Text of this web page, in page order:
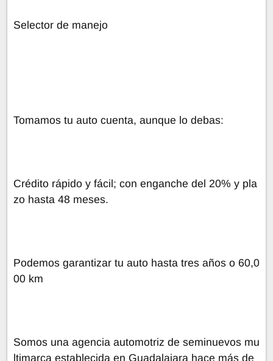
Selector de manejo
Tomamos tu auto cuenta, aunque lo debas:
Crédito rápido y fácil; con enganche del 20% y pla
zo hasta 48 meses.
Podemos garantizar tu auto hasta tres años o 60,0
00 km
Somos una agencia automotriz de seminuevos mu
ltimarca establecida en Guadalajara hace más de